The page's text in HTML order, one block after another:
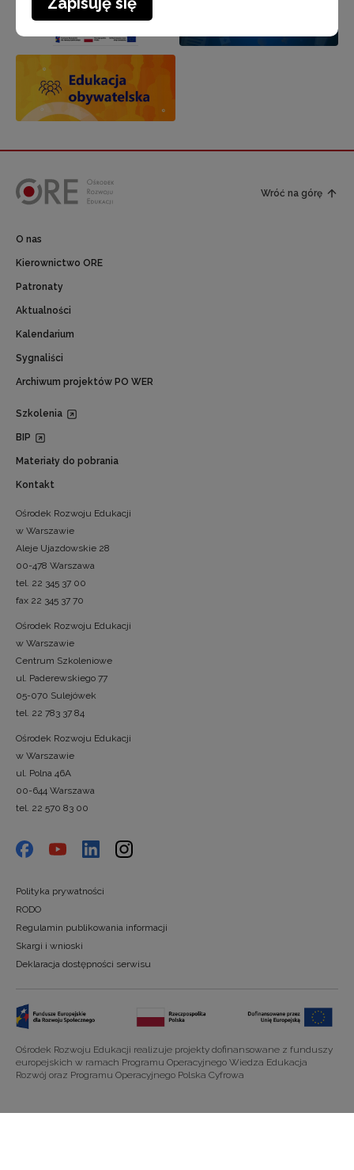
Wróć na górę
O nas
Kierownictwo ORE
Patronaty
Aktualności
Kalendarium
Sygnaliści
Archiwum projektów PO WER
Szkolenia
BIP
Materiały do pobrania
Kontakt
Ośrodek Rozwoju Edukacji
w Warszawie
Aleje Ujazdowskie 28
00-478 Warszawa
tel. 22 345 37 00
fax 22 345 37 70
Ośrodek Rozwoju Edukacji
w Warszawie
Centrum Szkoleniowe
ul. Paderewskiego 77
05-070 Sulejówek
tel. 22 783 37 84
Ośrodek Rozwoju Edukacji
w Warszawie
ul. Polna 46A
00-644 Warszawa
tel. 22 570 83 00
Polityka prywatności
RODO
Regulamin publikowania informacji
Skargi i wnioski
Deklaracja dostępności serwisu
Ośrodek Rozwoju Edukacji realizuje projekty dofinansowane z funduszy
europejskich w ramach Programu Operacyjnego Wiedza Edukacja
Rozwój oraz Programu Operacyjnego Polska Cyfrowa